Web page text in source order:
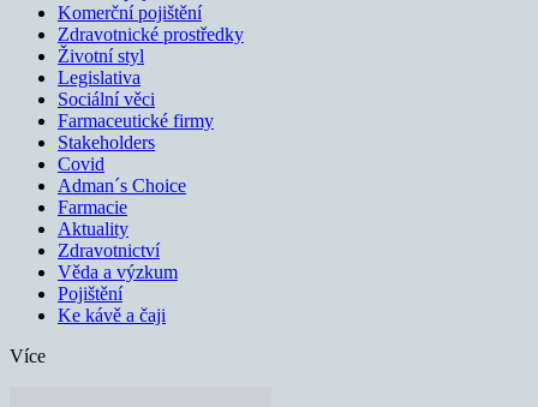
Komerční pojištění
Zdravotnické prostředky
Životní styl
Legislativa
Sociální věci
Farmaceutické firmy
Stakeholders
Covid
Adman´s Choice
Farmacie
Aktuality
Zdravotnictví
Věda a výzkum
Pojištění
Ke kávě a čaji
Více